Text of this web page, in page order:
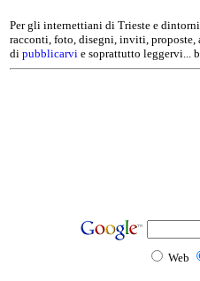
Per gli internettiani di Trieste e
racconti, foto, disegni, inviti, proposte,
di pubblicarvi e soprattutto leggervi...
Web